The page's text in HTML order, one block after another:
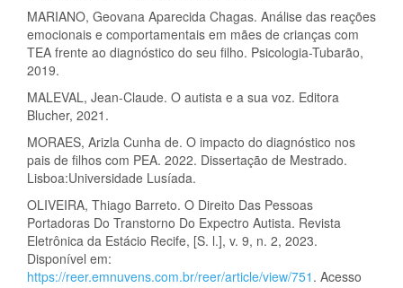
MARIANO, Geovana Aparecida Chagas. Análise das reações
emocionais e comportamentais em mães de crianças com
TEA frente ao diagnóstico do seu filho. Psicologia-Tubarão,
2019.
MALEVAL, Jean-Claude. O autista e a sua voz. Editora
Blucher, 2021.
MORAES, Arizla Cunha de. O impacto do diagnóstico nos
pais de filhos com PEA. 2022. Dissertação de Mestrado.
Lisboa:Universidade Lusíada.
OLIVEIRA, Thiago Barreto. O Direito Das Pessoas
Portadoras Do Transtorno Do Expectro Autista. Revista
Eletrônica da Estácio Recife, [S. l.], v. 9, n. 2, 2023.
Disponível em:
https://reer.emnuvens.com.br/reer/article/view/751 . Acesso